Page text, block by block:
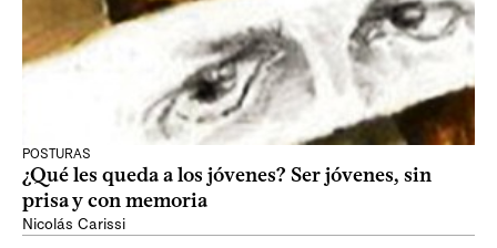
POSTURAS
¿Qué les queda a los jóvenes? Ser jóvenes, sin
prisa y con memoria
Nicolás Carissi